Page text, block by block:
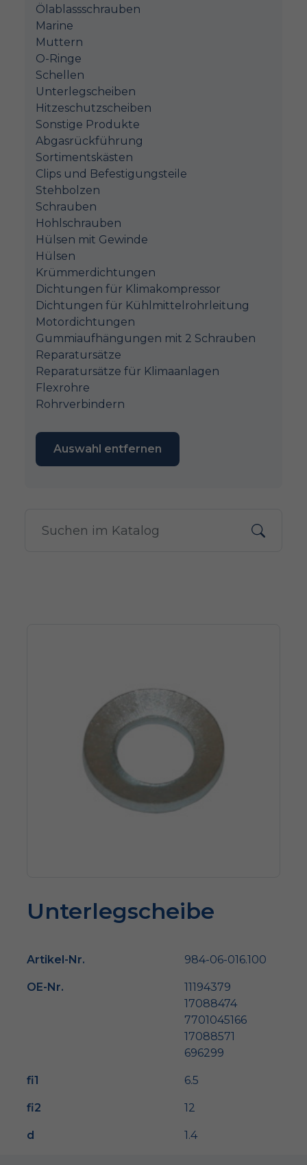
Ölablassschrauben
Marine
Muttern
O-Ringe
Schellen
Unterlegscheiben
Hitzeschutzscheiben
Sonstige Produkte
Abgasrückführung
Sortimentskästen
Clips und Befestigungsteile
Stehbolzen
Schrauben
Hohlschrauben
Hülsen mit Gewinde
Hülsen
Krümmerdichtungen
Dichtungen für Klimakompressor
Dichtungen für Kühlmittelrohrleitung
Motordichtungen
Gummiaufhängungen mit 2 Schrauben
Reparatursätze
Reparatursätze für Klimaanlagen
Flexrohre
Rohrverbindern
Auswahl entfernen
Unterlegscheibe
Artikel-Nr. 984-06-016.100
OE-Nr.
11194379
17088474
7701045166
17088571
696299
fi1 6.5
fi2 12
d 1.4